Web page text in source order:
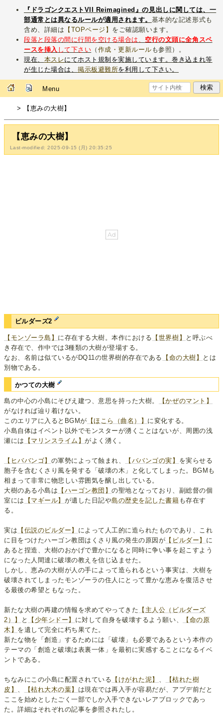
『ドラゴンクエストVII Reimagined』の見出しに関しては、一
部通常とは異なるルールが適用されます。 基本的な記述形式も
含め、詳細は 【TOPページ】 をご確認願います。
段落と段落の間に行間を空ける場合は、 空行の文頭に全角スペ
ースを挿入 して下さい （ 作成・更新ルール も参照）。
現在、 本スレにてホスト規制を実施しています。巻き込まれ等
が生じた場合は、掲示板避難所を利用して下さい。
Menu
> 【恵みの大樹】
【恵みの大樹】
Last-modified: 2025-09-15 (月) 20:35:25
ビルダーズ2
【モンゾーラ島】 に存在する大樹。本作における 【世界樹】
と呼ぶべ
き存在で、作中では3種類の大樹が登場する。
なお、名前は似ているがDQ11の世界樹的存在である
【命の大樹】
とは
別物である。
かつての大樹
島の中心の小島にそびえ建つ、意思を持った大樹。
【かぜのマント】
がなければ辿り着けない。
このエリアに入るとBGMが 【ほこら（曲名）】 に変化する。
小島自体はイベント以外でモンスターが湧くことはないが、周囲の浅
瀬には
【マリンスライム】がよく湧く。
【ヒババンゴ】 の軍勢によって蝕まれ、 【ババンゴの実】 を実らせる
胞子を含むくさり風を発する「破壊の木」と化してしまった。BGMも
相まって非常に物悲しい雰囲気を醸し出している。
大樹のある小島は 【ハーゴン教団】の聖地となっており、副総督の個
室には
【マギール】 が遺した日記や島の歴史を記した書籍 も存在す
る。
実は 【伝説のビルダー】 によって人工的に造られたものであり、これ
に目をつけたハーゴン教団はくさり風の発生の原因が 【ビルダー】 に
あると捏造、大樹のおかげで豊かになると同時に争い事を起こすよう
になった人間達に破壊の教えを信じ込ませた。
しかし、恵みの大樹が人の手によって造られるという事実は、大樹を
破壊されてしまったモンゾーラの住人にとって豊かな恵みを復活させ
る最後の希望ともなった。
新たな大樹の再建の情報を求めてやってきた 【主人公（ビルダーズ
2）】
と 【少年シドー】 に対して自身を破壊するよう願い、
【命の原
木】 を遺して完全に朽ち果てた。
新たな物を「創造」するためには「破壊」も必要であるという本作の
テーマの「創造と破壊は表裏一体」を最初に実感することになるイベ
ントである。
ちなみにこの小島に配置されている 【けがれた泥】 、
【枯れた樹
皮】 、 【枯れ大木の葉】 は現在では再入手が容易だが、アプデ前だと
ここを始めとしたごく一部でしか入手できないレアブロックであっ
た。詳細はそれぞれの記事を参照されたし。